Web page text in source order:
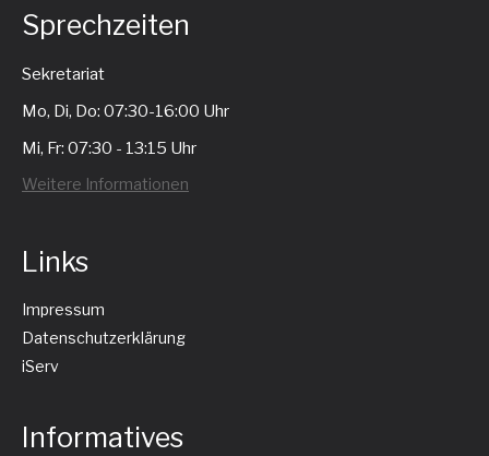
Sprechzeiten
Sekretariat
Mo, Di, Do: 07:30-16:00 Uhr
Mi, Fr: 07:30 - 13:15 Uhr
Weitere Informationen
Links
Impressum
Datenschutzerklärung
iServ
Informatives